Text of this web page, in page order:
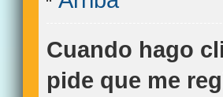
Cuando hago
pide que me